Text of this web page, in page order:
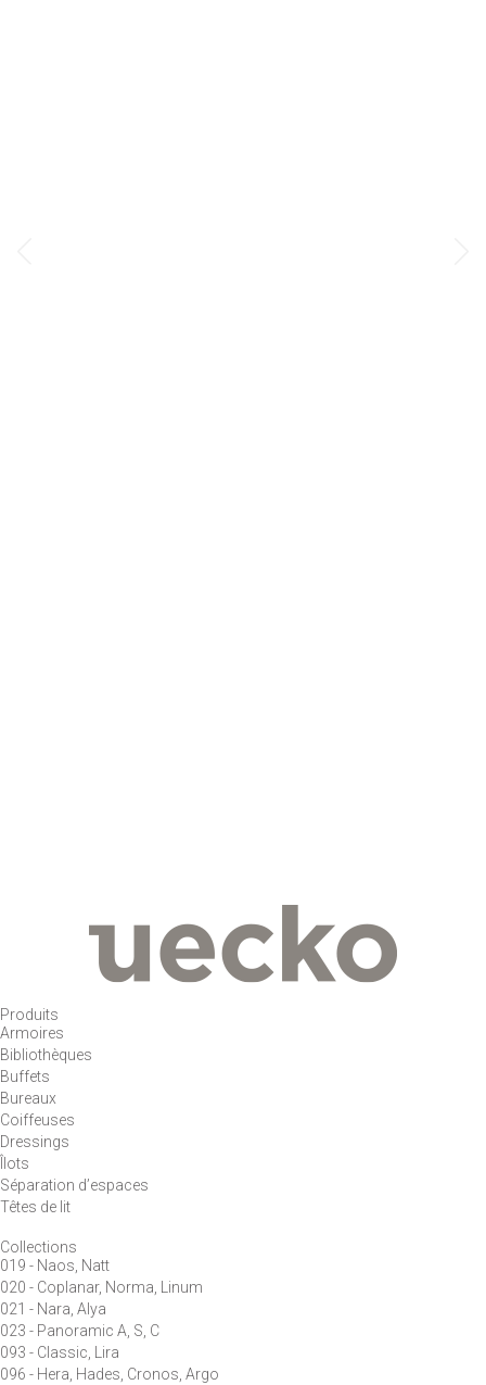
Produits
Armoires
Bibliothèques
Buffets
Bureaux
Coiffeuses
Dressings
Îlots
Séparation d’espaces
Têtes de lit
Collections
019 - Naos, Natt
020 - Coplanar, Norma, Linum
021 - Nara, Alya
023 - Panoramic A, S, C
093 - Classic, Lira
096 - Hera, Hades, Cronos, Argo